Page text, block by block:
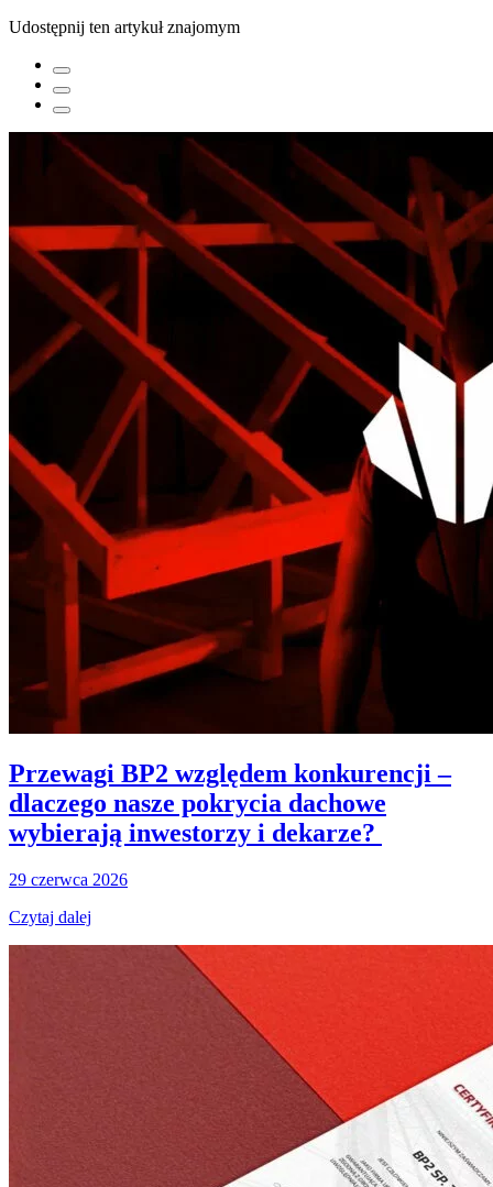
Udostępnij ten artykuł znajomym
Przewagi BP2 względem konkurencji –
dlaczego nasze pokrycia dachowe
wybierają inwestorzy i dekarze?
29 czerwca 2026
Czytaj dalej